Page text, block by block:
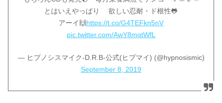
とはいえやっぱり 欲しい忍耐・ド根性🐸
アーイ🙌https://t.co/G4TEFkn5nV
pic.twitter.com/AwY8mqtWfL
— ヒプノシスマイク-D.R.B-公式(ヒプマイ) (@hypnosismic)
September 8, 2019